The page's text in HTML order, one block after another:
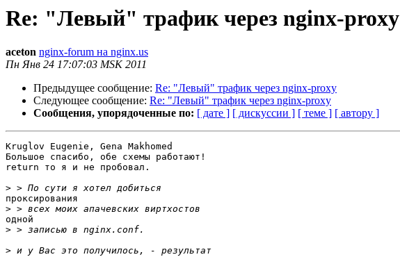
Re: "Левый" трафик через nginx-proxy
aceton nginx-forum на nginx.us
Пн Янв 24 17:07:03 MSK 2011
Предыдущее сообщение: Re: "Левый" трафик через nginx-proxy
Следующее сообщение: Re: "Левый" трафик через nginx-proxy
Сообщения, упорядоченные по: [ дате ] [ дискуссии ] [ теме ] [ автору ]
Kruglov Eugenie, Gena Makhomed
Большое спасибо, обе схемы работают!
return то я и не пробовал.
>
проксирования
>
одной
>
>